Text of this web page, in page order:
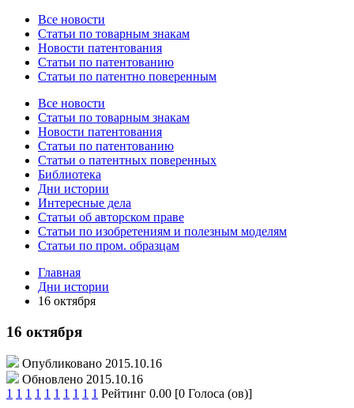
Все новости
Статьи по товарным знакам
Новости патентования
Статьи по патентованию
Статьи по патентно поверенным
Все новости
Статьи по товарным знакам
Новости патентования
Статьи по патентованию
Статьи о патентных поверенных
Библиотека
Дни истории
Интересные дела
Статьи об авторском праве
Статьи по изобретениям и полезным моделям
Статьи по пром. образцам
Главная
Дни истории
16 октября
16 октября
Опубликовано 2015.10.16
Обновлено 2015.10.16
1 1 1 1 1 1 1 1 1 1 Рейтинг 0.00 [0 Голоса (ов)]